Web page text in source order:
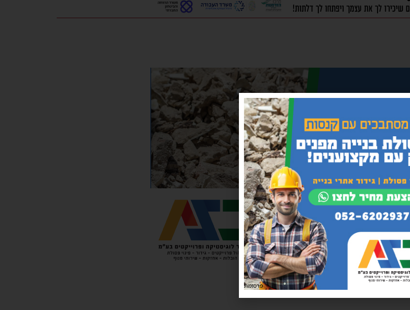
פרסומת